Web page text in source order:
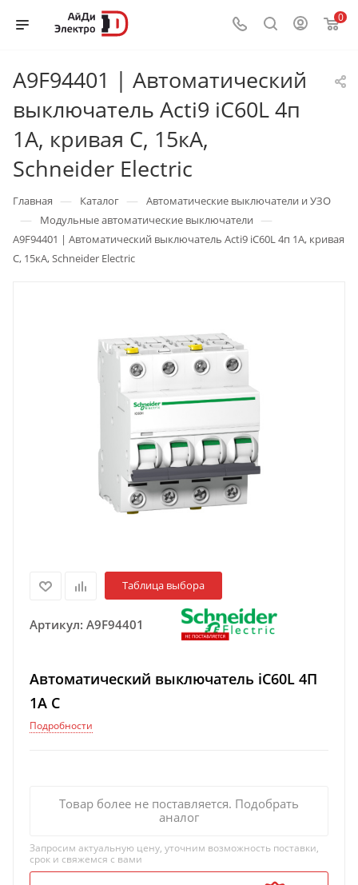
0
A9F94401 | Автоматический
выключатель Acti9 iC60L 4п
1А, кривая C, 15кА,
Schneider Electric
Главная — Каталог — Автоматические выключатели и УЗО
— Модульные автоматические выключатели —
A9F94401 | Автоматический выключатель Acti9 iC60L 4п 1А, кривая
C, 15кА, Schneider Electric
Таблица выбора
Артикул: A9F94401
Автоматический выключатель iC60L 4П
1A C
Подробности
Товар более не поставляется. Подобрать
аналог
Запросим актуальную цену, уточним возможность поставки,
срок и свяжемся с вами